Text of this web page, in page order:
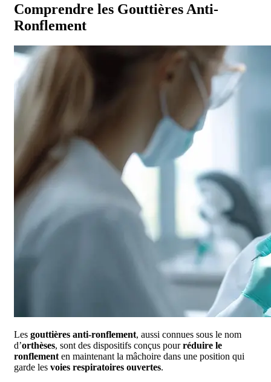
Comprendre les Gouttières Anti-
Ronflement
Les gouttières anti-ronflement, aussi connues sous le nom
d’orthèses, sont des dispositifs conçus pourréduire le
ronflementen maintenant la mâchoire dans une position qui
garde les voies respiratoires ouvertes.